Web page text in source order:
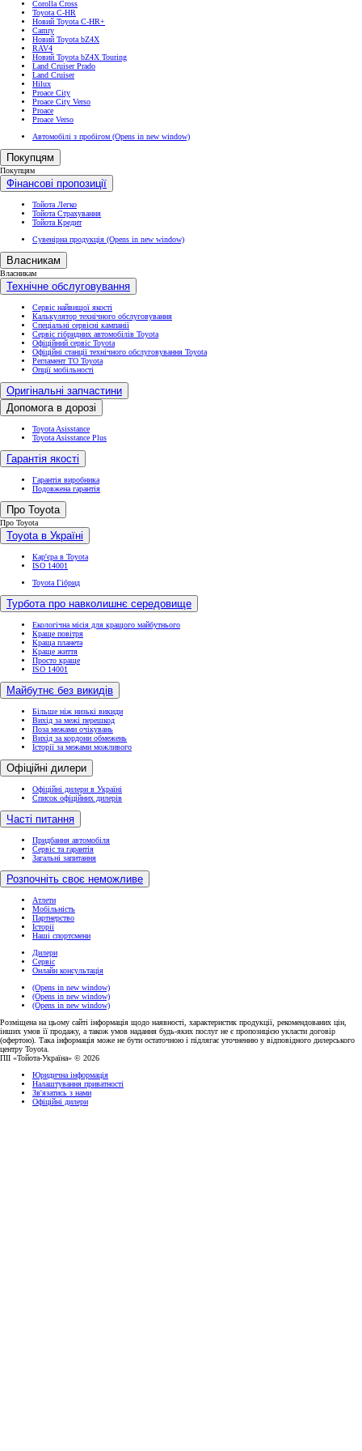
Corolla Cross
Toyota C-HR
Новий Toyota C-HR+
Camry
Новий Toyota bZ4X
RAV4
Новий Toyota bZ4X Touring
Land Cruiser Prado
Land Cruiser
Hilux
Proace City
Proace City Verso
Proace
Proace Verso
Автомобілі з пробігом (Opens in new window)
Покупцям
Покупцям
Фінансові пропозиції
Тойота Легко
Тойота Страхування
Тойота Кредит
Сувенірна продукція (Opens in new window)
Власникам
Власникам
Технічне обслуговування
Сервіс найвищої якості
Калькулятор технічного обслуговування
Спеціальні сервісні кампанії
Сервіс гібридних автомобілів Toyota
Офіційний сервіс Toyota
Офіційні станції технічного обслуговування Toyota
Регламент ТО Toyota
Опції мобільності
Оригінальні запчастини
Допомога в дорозі
Toyota Asisstance
Toyota Asisstance Plus
Гарантія якості
Гарантія виробника
Подовжена гарантія
Про Toyota
Про Toyota
Toyota в Україні
Кар'єра в Toyota
ISO 14001
Toyota Гібрид
Турбота про навколишнє середовище
Екологічна місія для кращого майбутнього
Краще повітря
Краща планета
Краще життя
Просто краще
ISO 14001
Майбутнє без викидів
Більше ніж низькі викиди
Вихід за межі перешкод
Поза межами очікувань
Вихід за кордони обмежень
Історії за межами можливого
Офіційні дилери
Офіційні дилери в Україні
Список офіційних дилерів
Часті питання
Придбання автомобіля
Сервіс та гарантія
Загальні запитання
Розпочніть своє неможливе
Атлети
Мобільність
Партнерство
Історії
Наші спортсмени
Дилери
Сервіс
Онлайн консультація
(Opens in new window)
(Opens in new window)
(Opens in new window)
Розміщена на цьому сайті інформація щодо наявності, характеристик продукції, рекомендованих цін,
інших умов її продажу, а також умов надання будь-яких послуг не є пропозицією укласти договір
(офертою). Така інформація може не бути остаточною і підлягає уточненню у відповідного дилерського
центру Toyota.
ПІІ «Тойота-Україна» © 2026
Юридична інформація
Налаштування приватності
Зв'язатись з нами
Офіційні дилери